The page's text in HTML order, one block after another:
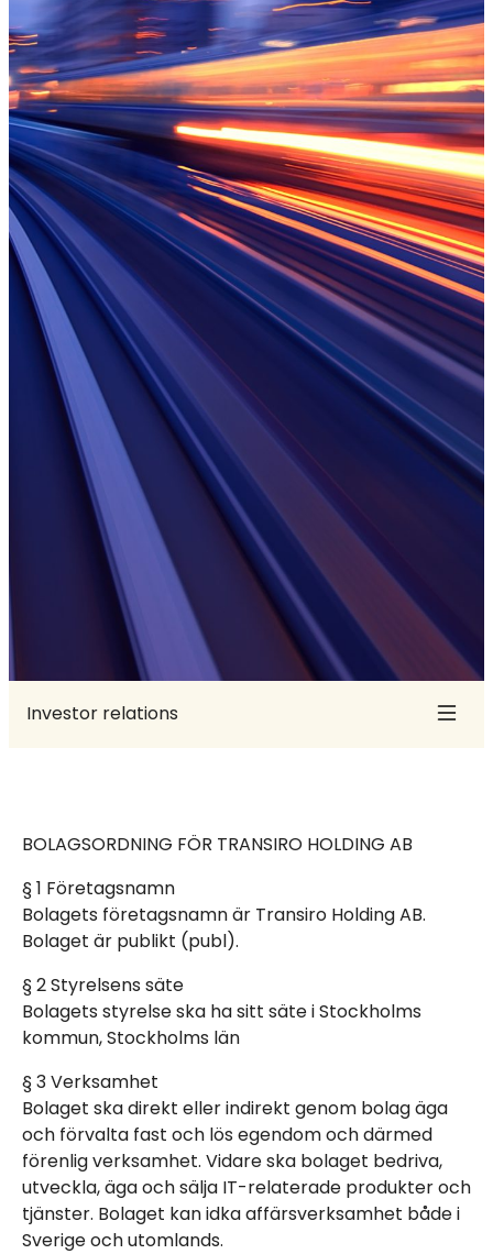
Investor relations
Rapporter
Kalender
Aktien
Bolagsstyrning
Ledning
Bolagsordning
Bolagsstämmor
IR-kontakt
BOLAGSORDNING FÖR TRANSIRO HOLDING AB
§ 1 Företagsnamn
Bolagets företagsnamn är Transiro Holding AB.
Bolaget är publikt (publ).
§ 2 Styrelsens säte
Bolagets styrelse ska ha sitt säte i Stockholms
kommun, Stockholms län
§ 3 Verksamhet
Bolaget ska direkt eller indirekt genom bolag äga
och förvalta fast och lös egendom och därmed
förenlig verksamhet. Vidare ska bolaget bedriva,
utveckla, äga och sälja IT-relaterade produkter och
tjänster. Bolaget kan idka affärsverksamhet både i
Sverige och utomlands.